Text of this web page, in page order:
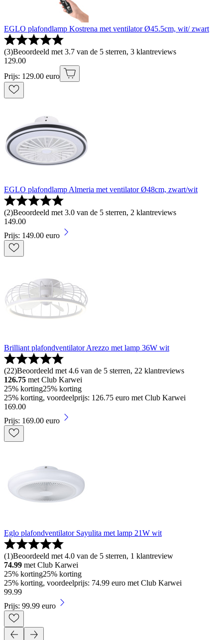
EGLO plafondlamp Kostrena met ventilator Ø45.5cm, wit/ zwart
(3)Beoordeeld met 3.7 van de 5 sterren, 3 klantreviews
129.00
Prijs: 129.00 euro
EGLO plafondlamp Almeria met ventilator Ø48cm, zwart/wit
(2)Beoordeeld met 3.0 van de 5 sterren, 2 klantreviews
149.00
Prijs: 149.00 euro
Brilliant plafondventilator Arezzo met lamp 36W wit
(22)Beoordeeld met 4.6 van de 5 sterren, 22 klantreviews
126.75 met Club Karwei
25% korting25% korting
25% korting, voordeelprijs: 126.75 euro met Club Karwei
169.00
Prijs: 169.00 euro
Eglo plafondventilator Sayulita met lamp 21W wit
(1)Beoordeeld met 4.0 van de 5 sterren, 1 klantreview
74.99 met Club Karwei
25% korting25% korting
25% korting, voordeelprijs: 74.99 euro met Club Karwei
99.99
Prijs: 99.99 euro